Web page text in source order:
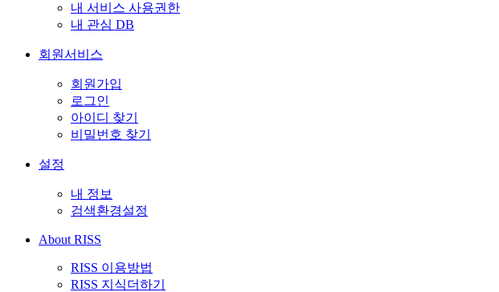
내 서비스 사용권한
내 관심 DB
회원서비스
회원가입
로그인
아이디 찾기
비밀번호 찾기
설정
내 정보
검색환경설정
About RISS
RISS 이용방법
RISS 지식더하기